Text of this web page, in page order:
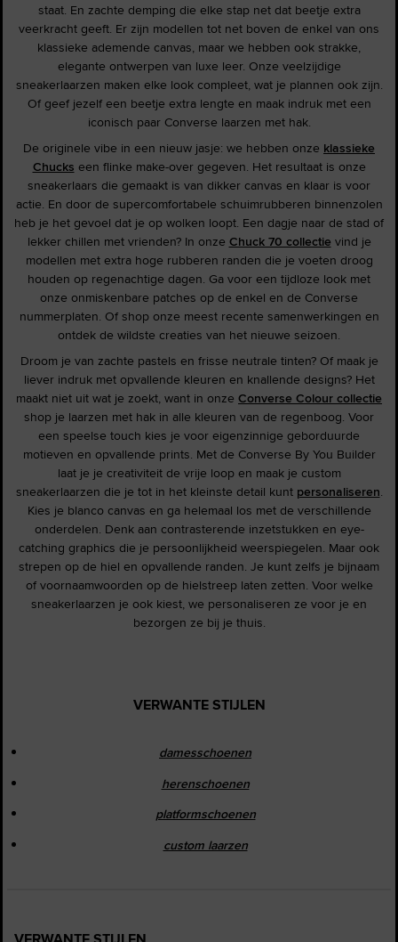
staat. En zachte demping die elke stap net dat beetje extra
veerkracht geeft. Er zijn modellen tot net boven de enkel van ons
klassieke ademende canvas, maar we hebben ook strakke,
elegante ontwerpen van luxe leer. Onze veelzijdige
sneakerlaarzen maken elke look compleet, wat je plannen ook zijn.
Of geef jezelf een beetje extra lengte en maak indruk met een
iconisch paar Converse laarzen met hak.
De originele vibe in een nieuw jasje: we hebben onze klassieke
Chucks een flinke make-over gegeven. Het resultaat is onze
sneakerlaars die gemaakt is van dikker canvas en klaar is voor
actie. En door de supercomfortabele schuimrubberen binnenzolen
heb je het gevoel dat je op wolken loopt. Een dagje naar de stad of
lekker chillen met vrienden? In onze Chuck 70 collectie vind je
modellen met extra hoge rubberen randen die je voeten droog
houden op regenachtige dagen. Ga voor een tijdloze look met
onze onmiskenbare patches op de enkel en de Converse
nummerplaten. Of shop onze meest recente samenwerkingen en
ontdek de wildste creaties van het nieuwe seizoen.
Droom je van zachte pastels en frisse neutrale tinten? Of maak je
liever indruk met opvallende kleuren en knallende designs? Het
maakt niet uit wat je zoekt, want in onze Converse Colour collectie
shop je laarzen met hak in alle kleuren van de regenboog. Voor
een speelse touch kies je voor eigenzinnige geborduurde
motieven en opvallende prints. Met de Converse By You Builder
laat je je creativiteit de vrije loop en maak je custom
sneakerlaarzen die je tot in het kleinste detail kunt personaliseren.
Kies je blanco canvas en ga helemaal los met de verschillende
onderdelen. Denk aan contrasterende inzetstukken en eye-
catching graphics die je persoonlijkheid weerspiegelen. Maar ook
strepen op de hiel en opvallende randen. Je kunt zelfs je bijnaam
of voornaamwoorden op de hielstreep laten zetten. Voor welke
sneakerlaarzen je ook kiest, we personaliseren ze voor je en
bezorgen ze bij je thuis.
VERWANTE STIJLEN
damesschoenen
herenschoenen
platformschoenen
custom laarzen